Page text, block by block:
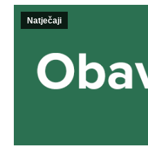
Natječaji